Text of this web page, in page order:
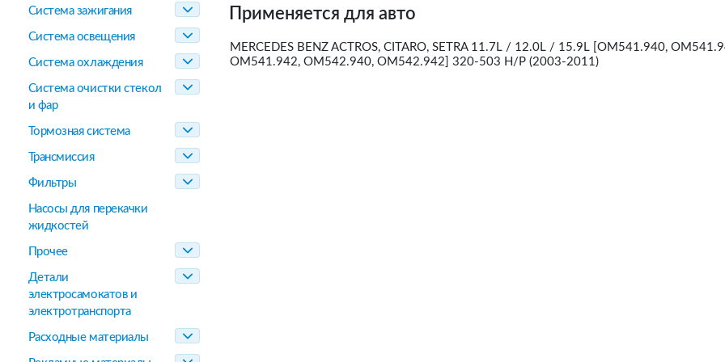
Система зажигания
Система освещения
Система охлаждения
Система очистки стекол
и фар
Тормозная система
Трансмиссия
Фильтры
Насосы для перекачки
жидкостей
Прочее
Детали
электросамокатов и
электротранспорта
Расходные материалы
Применяется для авто
MERCEDES BENZ ACTROS, CITARO, SETRA 11.7L / 12.0L / 15.9L [OM541.940,
OM541.942, OM542.940, OM542.942] 320-503 H/P (2003-2011)